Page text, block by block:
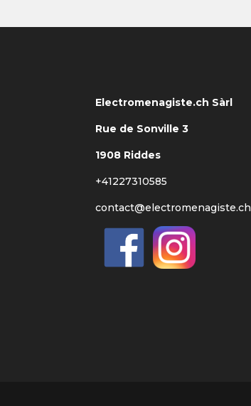
Electromenagiste.ch Sàrl
Rue de Sonville 3
1908 Riddes
+41227310585
contact@electromenagiste.ch